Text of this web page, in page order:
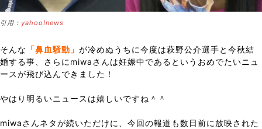
引用： yahoo!news
そんな 「鼻血騒動」 が冷めぬうちに今度は萩野公介選手と今秋結
婚する事、さらにmiwaさんは妊娠中であるというおめでたいニュ
ースが飛び込んできました！
やはり明るいニュースは嬉しいですね＾＾
miwaさんネタが続いただけに、今回の報道も数日前に放映された